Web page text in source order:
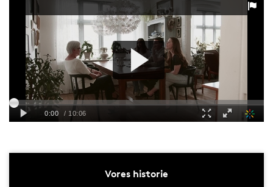
Vores historie